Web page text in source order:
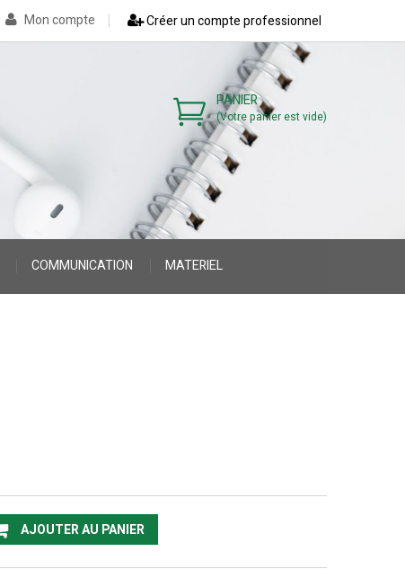
Créer un compte professionnel
Mon compte
PANIER
(Votre panier est vide)
COMMUNICATION MATERIEL
AJOUTER AU PANIER